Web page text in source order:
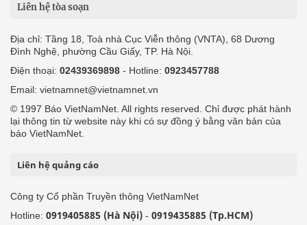
Liên hệ tòa soạn
Địa chỉ: Tầng 18, Toà nhà Cục Viễn thông (VNTA), 68 Dương
Đình Nghệ, phường Cầu Giấy, TP. Hà Nội.
Điện thoại: 02439369898 - Hotline: 0923457788
Email: vietnamnet@vietnamnet.vn
© 1997 Báo VietNamNet. All rights reserved. Chỉ được phát hành
lại thông tin từ website này khi có sự đồng ý bằng văn bản của
báo VietNamNet.
Liên hệ quảng cáo
Công ty Cổ phần Truyền thông VietNamNet
Hotline: 0919405885 (Hà Nội) - 0919435885 (Tp.HCM)